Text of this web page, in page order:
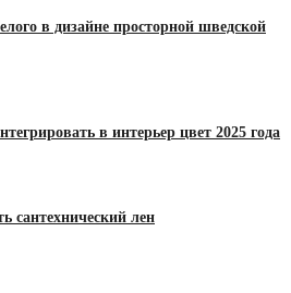
в дизайне просторной шведской
в интерьер цвет 2025 года
сантехнический лен